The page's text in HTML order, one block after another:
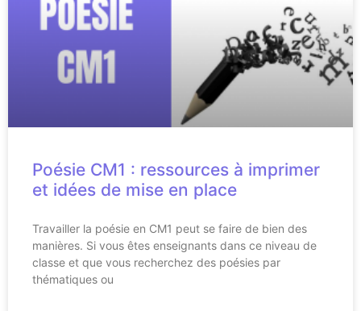
Poésie CM1 : ressources à imprimer
et idées de mise en place
Travailler la poésie en CM1 peut se faire de bien des
manières. Si vous êtes enseignants dans ce niveau de
classe et que vous recherchez des poésies par
thématiques ou